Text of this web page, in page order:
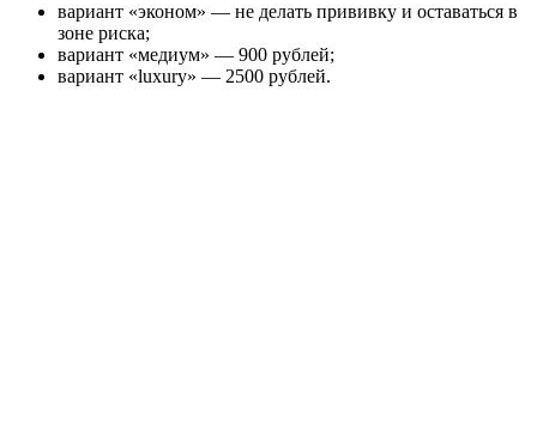
вариант «эконом» — не делать прививку и оставаться в
зоне риска;
вариант «медиум» — 900 рублей;
вариант «luxury» — 2500 рублей.